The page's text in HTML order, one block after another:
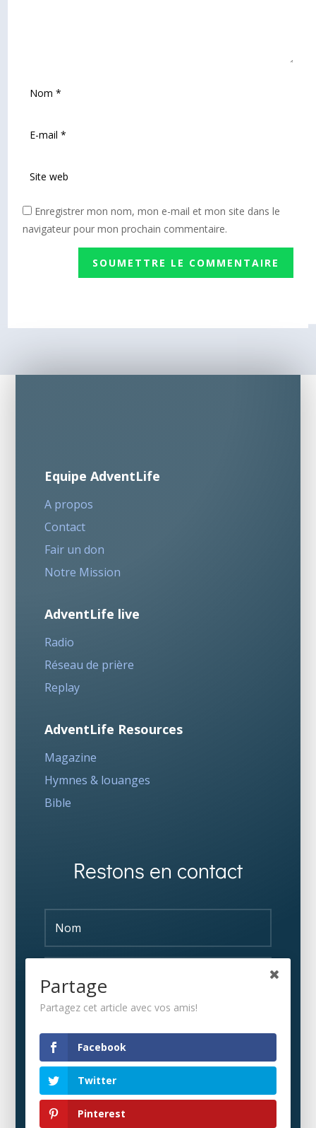
Enregistrer mon nom, mon e-mail et mon site dans le
navigateur pour mon prochain commentaire.
SOUMETTRE LE COMMENTAIRE
Equipe AdventLife
A propos
Contact
Fair un don
Notre Mission
AdventLife live
Radio
Réseau de prière
Replay
AdventLife Resources
Magazine
Hymnes & louanges
Bible
Restons en contact
Partage
Partagez cet article avec vos amis!
Facebook
Twitter
Pinterest